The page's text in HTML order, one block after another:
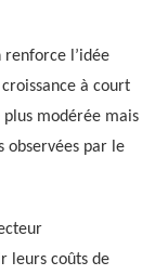
l’idée
à court
modérée mais
observées par le
leurs coûts de